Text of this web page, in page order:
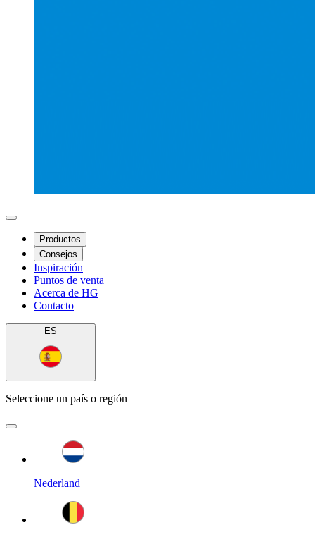
Productos
Consejos
Inspiración
Puntos de venta
Acerca de HG
Contacto
ES
Seleccione un país o región
Nederland